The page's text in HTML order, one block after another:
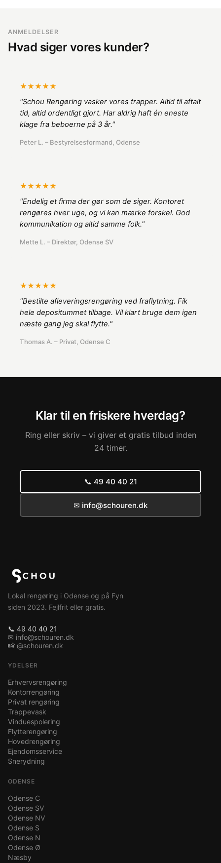
ANMELDELSER
Hvad siger vores kunder?
★★★★★
"Schou Rengøring vasker vores trapper. Altid til aftalt
tid, altid ordentligt gjort. Har aldrig haft én eneste
klage fra beboerne på 3 år."
Peter L. – Bestyrelsesformand, Odense
★★★★★
"Endelig et firma der gør som de siger. Kontoret
rengøres hver uge, og vi kan mærke forskel. God
kommunikation og altid samme folk."
Mette L. – Direktør, Odense SV
★★★★★
"Bestilte afleveringsrengøring ved fraflytning. Fik
hele depositummet tilbage. Vil klart bruge dem igen
næste gang jeg skal flytte."
Thomas A. – Privat, Odense C
Klar til en friskere hverdag?
Ring eller skriv – vi giver et gratis tilbud inden
24 timer.
📞 49 40 40 21
✉ info@schouren.dk
Lokal rengøring i Odense og på Fyn
siden 2023. Fejlfrit eller gratis.
📞 49 40 40 21
✉ info@schouren.dk
📸 @schouren.dk
YDELSER
Erhvervsrengøring
Kontorrengøring
Privat rengøring
Trappevask
Vinduespolering
Flytterengøring
Hovedrengøring
Ejendomsservice
Snerydning
ODENSE
Odense C
Odense SV
Odense NV
Odense S
Odense N
Odense Ø
Næsby